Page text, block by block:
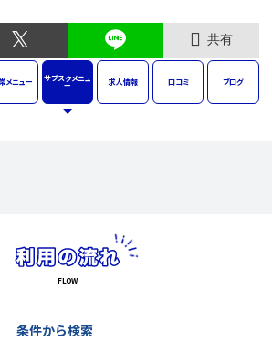
共有
メニュー サブスクメニュ
ー 求人情報 口コミ ブログ
条件から検索